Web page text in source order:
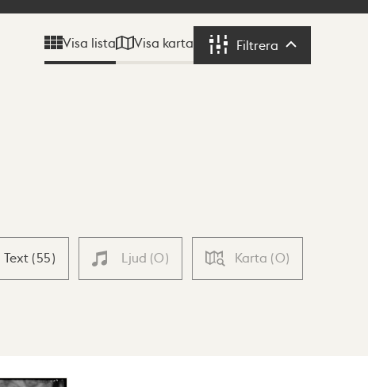
Visa lista Visa karta Filtrera Filtrera
Text (55) Ljud (0) Karta (0)